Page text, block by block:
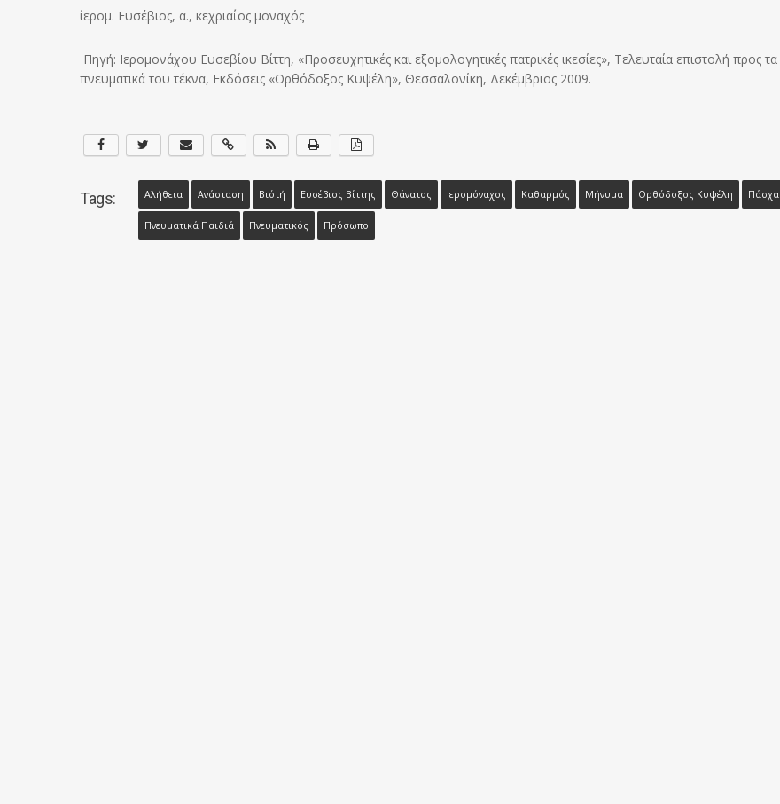
ίερομ. Ευσέβιος, α., κεχριαΐος μοναχός
Πηγή: Ιερομονάχου Ευσεβίου Βίττη, «Προσευχητικές και εξομολογητικές πατρικές ικεσίες», Τελευταία επιστολή προς τα
πνευματικά του τέκνα, Εκδόσεις «Ορθόδοξος Κυψέλη», Θεσσαλονίκη, Δεκέμβριος 2009.
Tags: Αλήθεια Ανάσταση Βιότή Ευσέβιος Βίττης Θάνατος Ιερομόναχος Καθαρμός Μήνυμα Ορθόδοξος Κυψέλη Πάσχα
Πνευματικά Παιδιά Πνευματικός Πρόσωπο